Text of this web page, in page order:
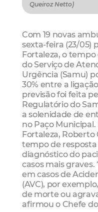
Queiroz Netto)
Com 19 novas
sexta-feira (23/05)
Fortaleza, o
do Serviço de
Urgência (Samu)
30% entre a
previsão foi feita
Regulatório do
a solenidade de
no Paço
Fortaleza, Roberto
tempo de
diagnóstico do
casos mais
em casos de
(AVC), por
de morte ou
afirmou o Chefe